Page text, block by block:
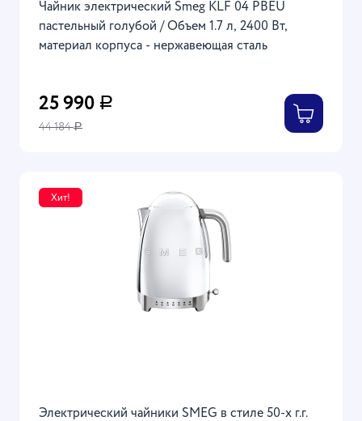
Чайник электрический Smeg KLF 04 PBEU
пастельный голубой / Объем 1.7 л, 2400 Вт,
материал корпуса - нержавеющая сталь
25 990 Р
44 184Р
Хит!
Электрический чайники SMEG в стиле 50-х г.г.